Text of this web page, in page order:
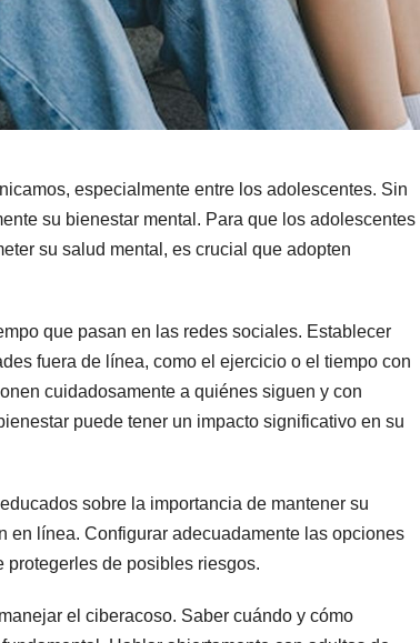
especialmente entre los adolescentes. Sin
su bienestar mental. Para que los adolescentes
su salud mental, es crucial que adopten
que pasan en las redes sociales. Establecer
fuera de línea, como el ejercicio o el tiempo con
cuidadosamente a quiénes siguen y con
puede tener un impacto significativo en su
sobre la importancia de mantener su
en línea. Configurar adecuadamente las opciones
de posibles riesgos.
el ciberacoso. Saber cuándo y cómo